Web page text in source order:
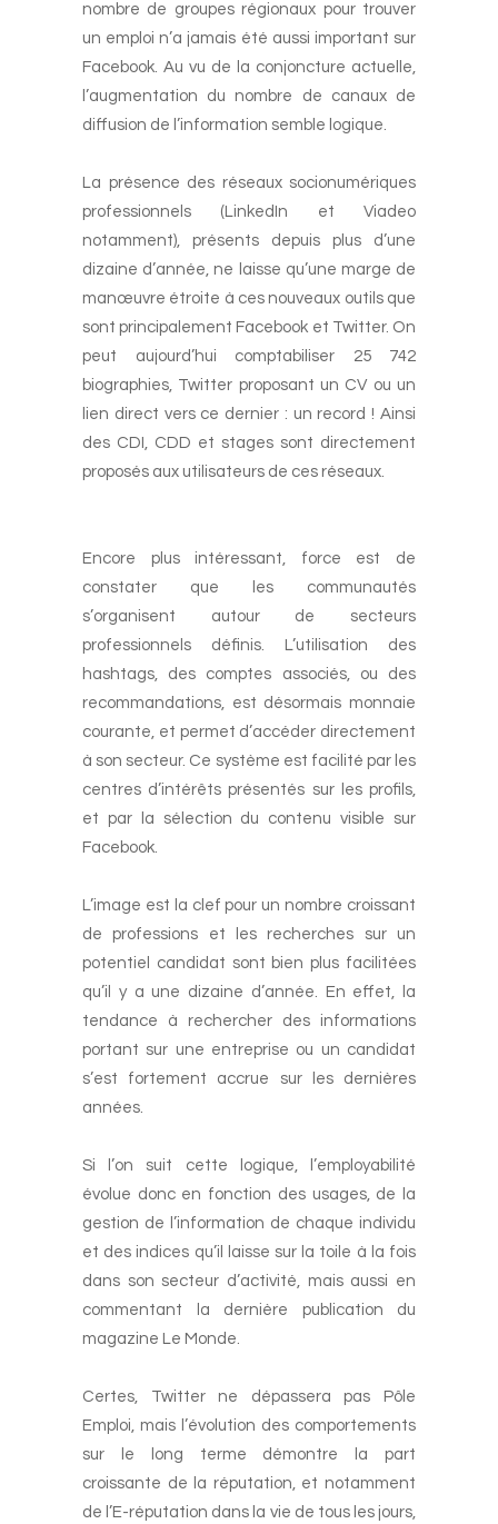
nombre de groupes régionaux pour trouver
un emploi n’a jamais été aussi important sur
Facebook. Au vu de la conjoncture actuelle,
l’augmentation du nombre de canaux de
diffusion de l’information semble logique.
La présence des réseaux socionumériques
professionnels (LinkedIn et Viadeo
notamment), présents depuis plus d’une
dizaine d’année, ne laisse qu’une marge de
manœuvre étroite à ces nouveaux outils que
sont principalement Facebook et Twitter. On
peut aujourd’hui comptabiliser 25 742
biographies, Twitter proposant un CV ou un
lien direct vers ce dernier : un record ! Ainsi
des CDI, CDD et stages sont directement
proposés aux utilisateurs de ces réseaux.
Encore plus intéressant, force est de
constater que les communautés
s’organisent autour de secteurs
professionnels définis. L’utilisation des
hashtags, des comptes associés, ou des
recommandations, est désormais monnaie
courante, et permet d’accéder directement
à son secteur. Ce système est facilité par les
centres d’intérêts présentés sur les profils,
et par la sélection du contenu visible sur
Facebook.
L’image est la clef pour un nombre croissant
de professions et les recherches sur un
potentiel candidat sont bien plus facilitées
qu’il y a une dizaine d’année. En effet, la
tendance à rechercher des informations
portant sur une entreprise ou un candidat
s’est fortement accrue sur les dernières
années.
Si l’on suit cette logique, l’employabilité
évolue donc en fonction des usages, de la
gestion de l’information de chaque individu
et des indices qu’il laisse sur la toile à la fois
dans son secteur d’activité, mais aussi en
commentant la dernière publication du
magazine Le Monde.
Certes, Twitter ne dépassera pas Pôle
Emploi, mais l’évolution des comportements
sur le long terme démontre la part
croissante de la réputation, et notamment
de l’E-réputation dans la vie de tous les jours,